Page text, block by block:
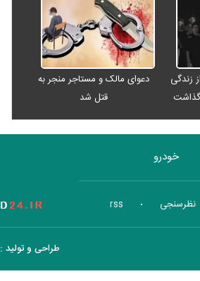
زندگی
دعوای مالک و مستاجر منجر به
قتل شد
خودرو
تاریخ اقتصادنظرسنجی rss
طراحی و تولید :